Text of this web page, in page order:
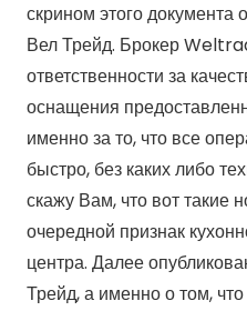
скрином этого документа
Вел Трейд. Брокер
ответственности за
оснащения
именно за то, что все
быстро, без каких либо
скажу Вам, что вот такие
очередной признак
центра. Далее
Трейд, а именно о том,